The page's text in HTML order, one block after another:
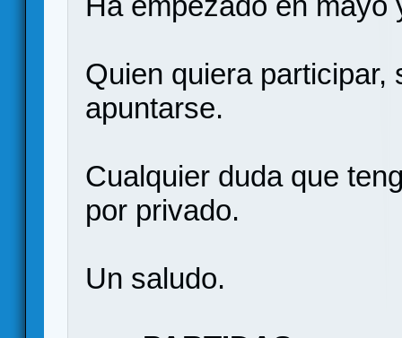
Quien quiera participar,
apuntarse.
Cualquier duda que
por privado.
Un saludo.